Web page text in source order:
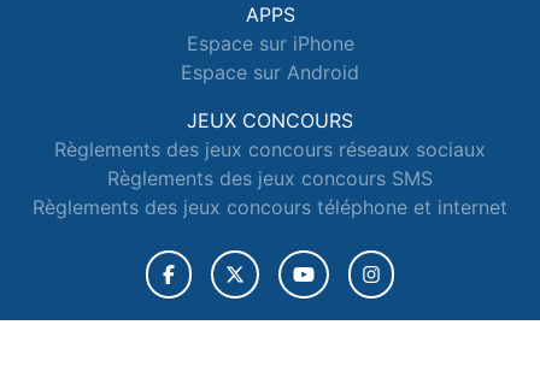
APPS
Espace sur iPhone
Espace sur Android
JEUX CONCOURS
Règlements des jeux concours réseaux sociaux
Règlements des jeux concours SMS
Règlements des jeux concours téléphone et internet